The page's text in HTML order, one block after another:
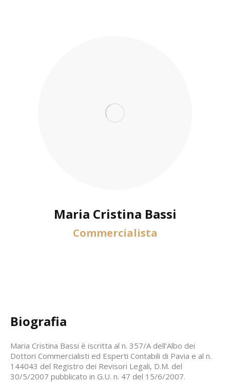
Maria Cristina Bassi
Commercialista
Biografia
Maria Cristina Bassi è iscritta al n. 357/A dell’Albo dei
Dottori Commercialisti ed Esperti Contabili di Pavia e al n.
144043 del Registro dei Revisori Legali, D.M. del
30/5/2007 pubblicato in G.U. n. 47 del 15/6/2007.